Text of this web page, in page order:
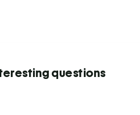
questions